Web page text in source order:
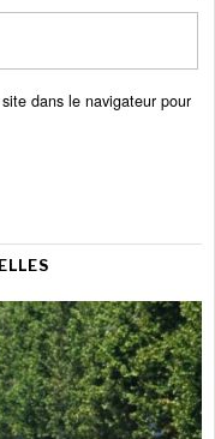
dans le navigateur pour